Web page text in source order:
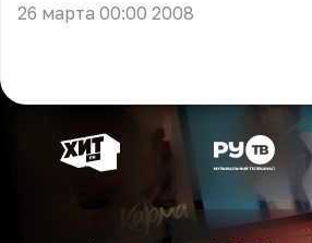
26 марта 00:00 2008